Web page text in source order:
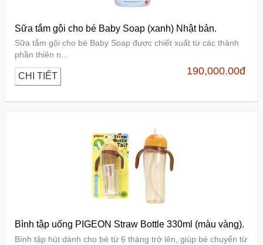
Sữa tắm gội cho bé Baby Soap (xanh) Nhật bản.
Sữa tắm gội cho bé Baby Soap được chiết xuất từ các thành
phần thiên n...
CHI TIẾT 190,000.00đ
Bình tập uống PIGEON Straw Bottle 330ml (màu vàng).
Bình tập hút dành cho bé từ 6 tháng trở lên, giúp bé chuyển từ